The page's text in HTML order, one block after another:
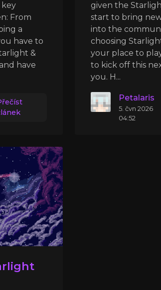
key
From
a
have to
&
have
given the
start to bring
into the
choosing
your place to
to kick off this
you. H...
Petalaris
5. čvn 2026
04:52